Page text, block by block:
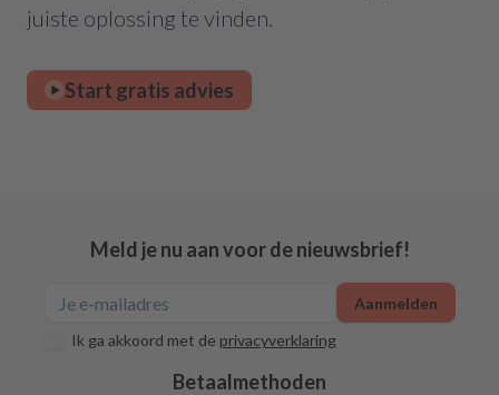
juiste oplossing te vinden.
Start gratis advies
Meld je nu aan voor de nieuwsbrief!
Ik ga akkoord met de privacyverklaring
Aanmelden
Betaalmethoden